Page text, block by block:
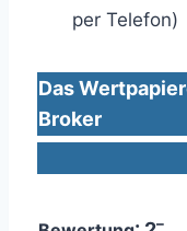
per Telefon)
Das
Broker
–